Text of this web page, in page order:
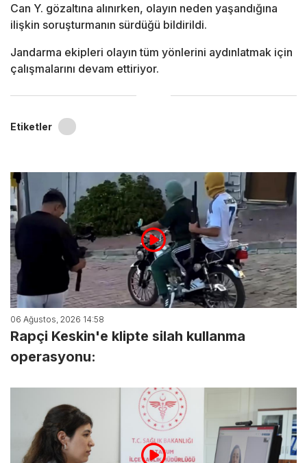
Can Y. gözaltına alınırken, olayın neden yaşandığına
ilişkin soruşturmanın sürdüğü bildirildi.
Jandarma ekipleri olayın tüm yönlerini aydınlatmak için
çalışmalarını devam ettiriyor.
Etiketler
06 Ağustos, 2026 14:58
Rapçi Keskin'e klipte silah kullanma
operasyonu: